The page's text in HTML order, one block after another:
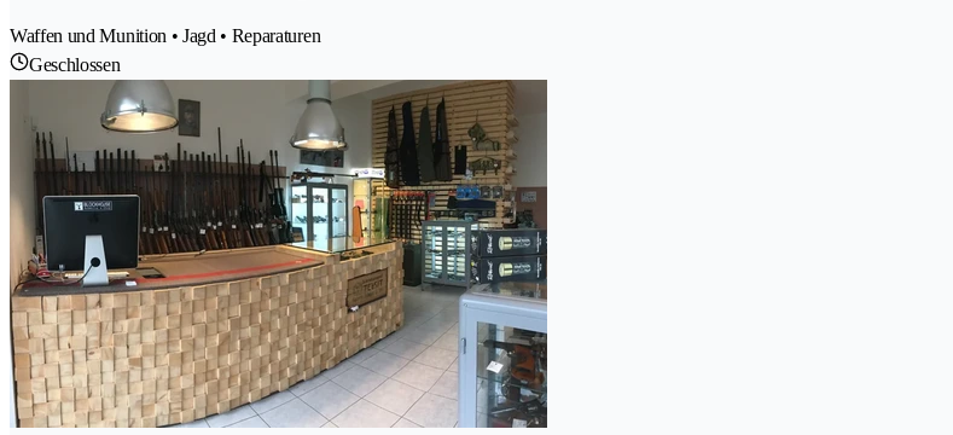
Waffen und Munition • Jagd • Reparaturen
Geschlossen